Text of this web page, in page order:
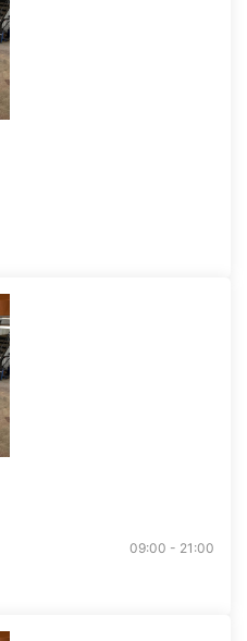
09:00 - 21:00